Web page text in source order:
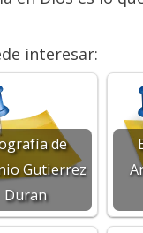
interesar:
de
Gutierrez
Duran